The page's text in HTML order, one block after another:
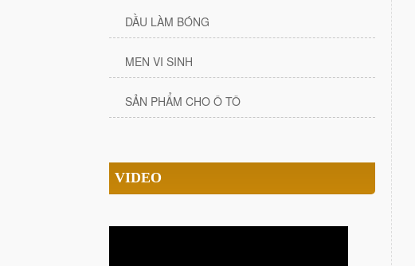
DẦU LÀM BÓNG
MEN VI SINH
SẢN PHẨM CHO Ô TÔ
VIDEO